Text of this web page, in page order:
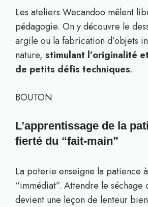
Les ateliers Wecandoo mêlent
pédagogie. On y découvre le
argile ou la fabrication d’objets
nature, stimulant l’originalité
de petits défis techniques.
BOUTON
L’apprentissage de la
fierté du “fait-main”
La poterie enseigne la patience
“immédiat”. Attendre le séchage
devient une leçon de lenteur